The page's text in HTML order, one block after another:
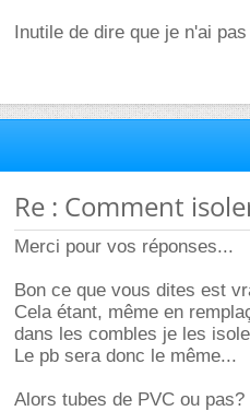
Inutile de dire que je n'ai
Re : Comment
Merci pour vos réponses...
Bon ce que vous dites est
Cela étant, même en
dans les combles je les
Le pb sera donc le même...
Alors tubes de PVC ou pas?